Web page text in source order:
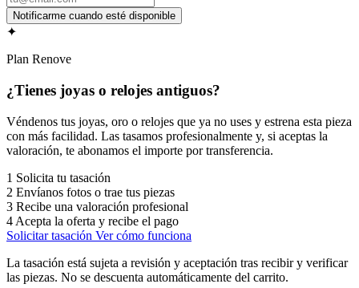
✦
Plan Renove
¿Tienes joyas o relojes antiguos?
Véndenos tus joyas, oro o relojes que ya no uses y estrena esta pieza
con más facilidad. Las tasamos profesionalmente y, si aceptas la
valoración, te abonamos el importe por transferencia.
1 Solicita tu tasación
2 Envíanos fotos o trae tus piezas
3 Recibe una valoración profesional
4 Acepta la oferta y recibe el pago
Solicitar tasación Ver cómo funciona
La tasación está sujeta a revisión y aceptación tras recibir y verificar
las piezas. No se descuenta automáticamente del carrito.